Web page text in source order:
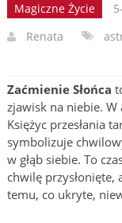
Magiczne Życie
Renata
Zaćmienie Słońca
zjawisk na niebie.
Księżyc przesłania
symbolizuje
w głąb siebie. To
chwilę przysłonięte,
temu, co ukryte,